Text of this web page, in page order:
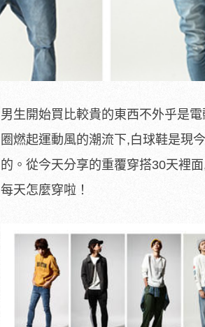
男生開始買比較貴的東西不外乎是
圈燃起運動風的潮流下,白球鞋是現
的。從今天分享的重覆穿搭30天裡
每天怎麼穿啦！